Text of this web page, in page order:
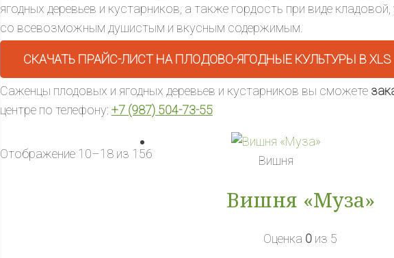
ягодных деревьев и кустарников, а также гордость при виде
со всевозможным душистым и вкусным содержимым.
СКАЧАТЬ ПРАЙС-ЛИСТ НА ПЛОДОВО-ЯГОДНЫЕ КУЛЬТУРЫ В XLS
Саженцы плодовых и ягодных деревьев и кустарников вы сможете
центре по телефону: +7 (987) 504-73-55
Отображение 10–18 из 156 Вишня
Вишня «Муза»
Оценка 0 из 5